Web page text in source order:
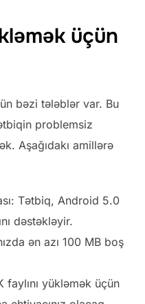
üçün
bəzi tələblər var. Bu
problemsiz
Aşağıdakı amillərə
Tətbiq, Android 5.0
dəstəkləyir.
ən azı 100 MB boş
faylını yükləmək üçün